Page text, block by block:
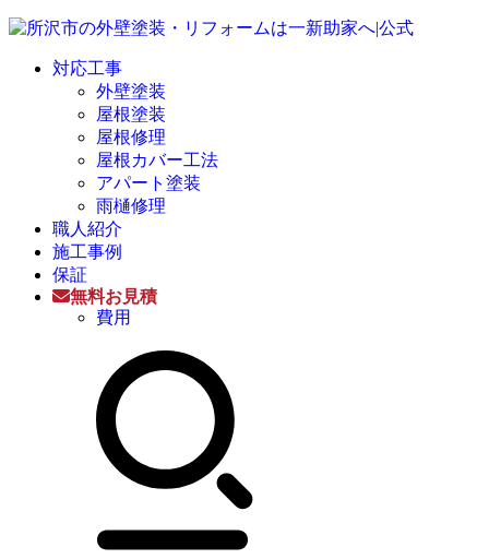
対応工事
外壁塗装
屋根塗装
屋根修理
屋根カバー工法
アパート塗装
雨樋修理
職人紹介
施工事例
保証
無料お見積
費用